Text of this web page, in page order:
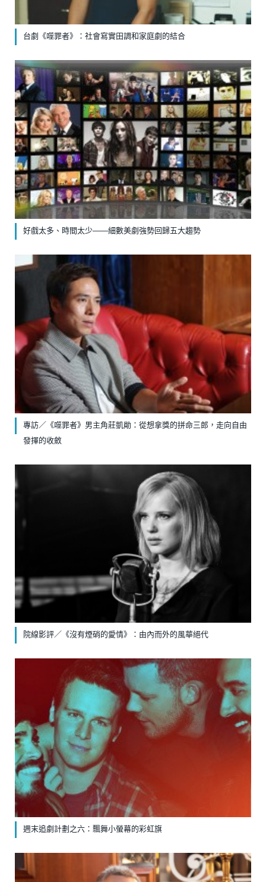
台劇《噬罪者》：社會寫實田調和家庭劇的結合
好戲太多、時間太少——細數美劇強勢回歸五大趨勢
專訪／《噬罪者》男主角莊凱勛：從想拿獎的拼命三郎，走向自由
發揮的收斂
院線影評／《沒有煙硝的愛情》：由內而外的風華絕代
週末追劇計劃之六：飄舞小螢幕的彩虹旗